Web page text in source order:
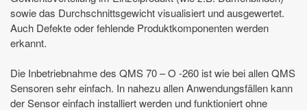
sowie das Durchschnittsgewicht visualisiert und ausgewertet.
Auch Defekte oder fehlende Produktkomponenten werden
erkannt.
Die Inbetriebnahme des QMS 70 – O -260 ist wie bei allen QMS
Sensoren sehr einfach. In nahezu allen Anwendungsfällen kann
der Sensor einfach installiert werden und funktioniert ohne